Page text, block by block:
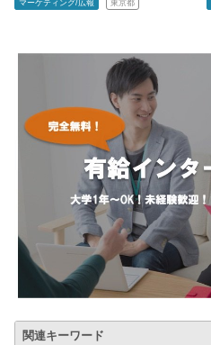
マーケティング/広報 東京都
関連キーワード